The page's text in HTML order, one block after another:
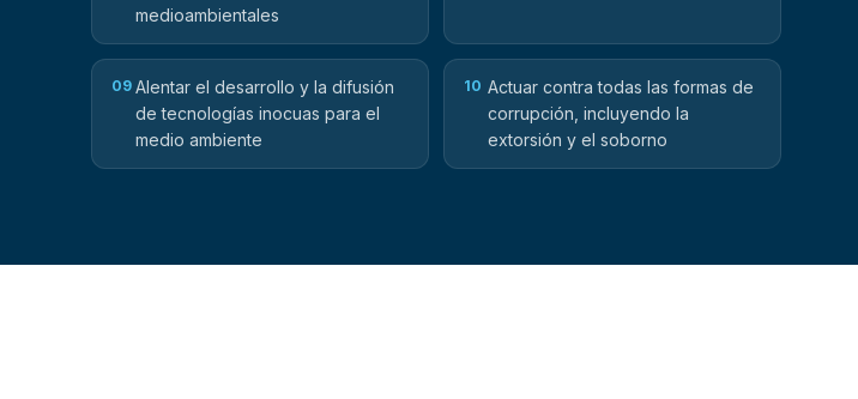
medioambientales
09 Alentar el desarrollo y la difusión
de tecnologías inocuas para el
medio ambiente
10 Actuar contra todas las formas de
corrupción, incluyendo la
extorsión y el soborno